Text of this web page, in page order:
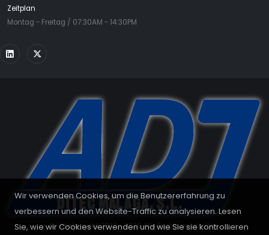
Wir verwenden Cookies, um die Benutzererfahrung zu
verbessern und den Website-Traffic zu analysieren. Lesen
Sie, wie wir Cookies verwenden und wie Sie sie kontrollieren
Zeitplan
Montag - Freitag / 07:30AM - 14:30PM
© Urheberrecht 2008 - 2026. Alle Rechte vorbehalten.